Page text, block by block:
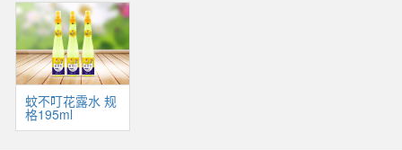
蚊不叮花露水 规
格195ml